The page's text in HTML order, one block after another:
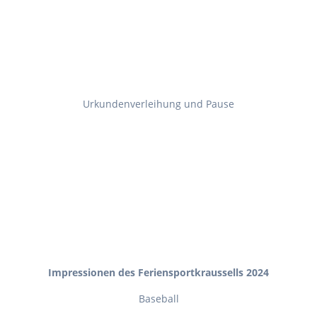
Urkundenverleihung und Pause
Impressionen des Feriensportkraussells 2024
Baseball